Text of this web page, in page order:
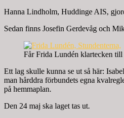
Hanna Lindholm, Huddinge AIS,
Sedan finns Josefin Gerdevåg och
Får Frida Lundén klartecken
Ett lag skulle kunna se ut så här:
man hårddra förbundets egna
på hemmaplan.
Den 24 maj ska laget tas ut.